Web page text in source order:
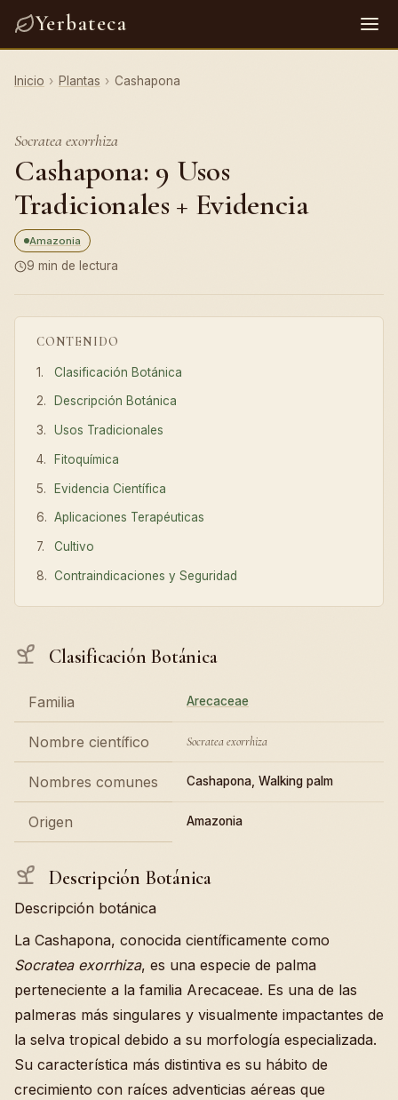
Yerbateca
Inicio › Plantas › Cashapona
Socratea exorrhiza
Cashapona: 9 Usos
Tradicionales + Evidencia
Amazonia
9 min de lectura
CONTENIDO
Clasificación Botánica
Descripción Botánica
Usos Tradicionales
Fitoquímica
Evidencia Científica
Aplicaciones Terapéuticas
Cultivo
Contraindicaciones y Seguridad
Clasificación Botánica
Familia Arecaceae
Nombre científico Socratea exorrhiza
Nombres comunes Cashapona, Walking palm
Origen Amazonia
Descripción Botánica
Descripción botánica
La Cashapona, conocida científicamente como
Socratea exorrhiza, es una especie de palma
perteneciente a la familia Arecaceae. Es una de las
palmeras más singulares y visualmente impactantes de
la selva tropical debido a su morfología especializada.
Su característica más distintiva es su hábito de
crecimiento con raíces adventicias aéreas que